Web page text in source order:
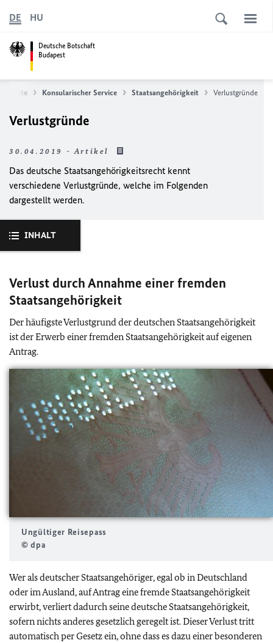
Deutsche Botschaft
Budapest
DE HU
Konsularischer Service Staatsangehörigkeit Verlustgründe
Verlustgründe
30.04.2019 - Artikel
Das deutsche Staatsangehörigkeitsrecht kennt
verschiedene Verlustgründe, welche im Folgenden
dargestellt werden.
INHALT
Verlust durch Annahme einer fremden
Staatsangehörigkeit
Der häufigste Verlustgrund der deutschen Staatsangehörigkeit
ist der Erwerb einer fremden Staatsangehörigkeit auf eigenen
Antrag.
Ungültiger Reisepass
© dpa
Wer als deutscher Staatsangehöriger, egal ob in Deutschland
oder im Ausland, auf Antrag eine fremde Staatsangehörigkeit
erwirbt, verliert dadurch seine deutsche Staatsangehörigkeit,
sofern nichts anderes gesetzlich geregelt ist. Dieser Verlust tritt
automatisch per Gesetz ein, ohne dass es dazu einer besonderen